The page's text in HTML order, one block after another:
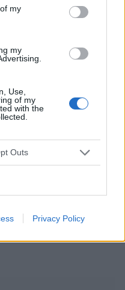
my
my
Use,
of my
with the
Outs
Privacy Policy